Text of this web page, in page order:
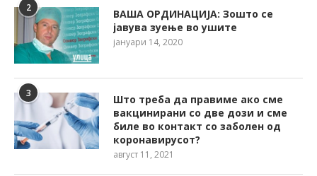
2
ВАША ОРДИНАЦИЈА: Зошто се
јавува зуење во ушите
јануари 14, 2020
3
Што треба да правиме ако сме
вакцинирани со две дози и сме
биле во контакт со заболен од
коронавирусот?
август 11, 2021